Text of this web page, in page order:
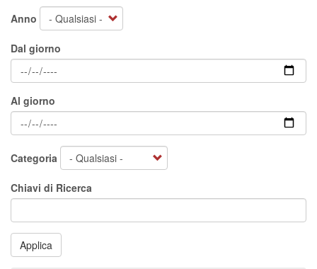
Anno
Dal giorno
Al giorno
Categoria
Chiavi di Ricerca
Applica